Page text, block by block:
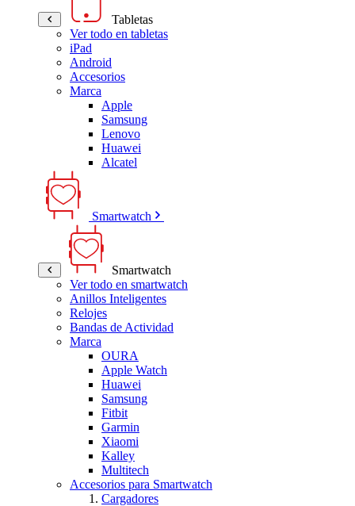
Tabletas
Ver todo en tabletas
iPad
Android
Accesorios
Marca
Apple
Samsung
Lenovo
Huawei
Alcatel
Smartwatch
Smartwatch
Ver todo en smartwatch
Anillos Inteligentes
Relojes
Bandas de Actividad
Marca
OURA
Apple Watch
Huawei
Samsung
Fitbit
Garmin
Xiaomi
Kalley
Multitech
Accesorios para Smartwatch
Cargadores